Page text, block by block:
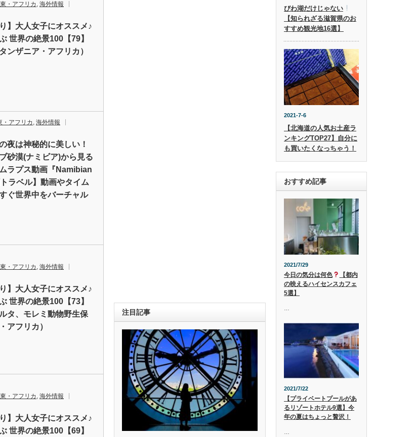
・アフリカ , 海外情報
】大人女子にオススメ♪
世界の絶景100【79】
ンザニア・アフリカ）
・アフリカ , 海外情報
夜は神秘的に美しい！
砂漠(ナミビア)から見る
ラプス動画『Namibian
ラベル】動画やタイム
ぐ世界中をバーチャル
・アフリカ , 海外情報
】大人女子にオススメ♪
世界の絶景100【73】
タ、モレミ動物野生保
アフリカ）
・アフリカ , 海外情報
】大人女子にオススメ♪
世界の絶景100【69】
注目記事
びわ湖だけじゃない
【知られざる滋賀県のお
すすめ観光地16選】
2021-7-6
【北海道の人気お土産ラ
ンキングTOP27】自分に
も買いたくなっちゃう！
おすすめ記事
2021/7/29
今日の気分は何色
【都内
の映えるハイセンスカフェ
5選】
2021/7/22
【プライベートプールがあ
るリゾートホテル9選】今
年の夏はちょっと贅沢！